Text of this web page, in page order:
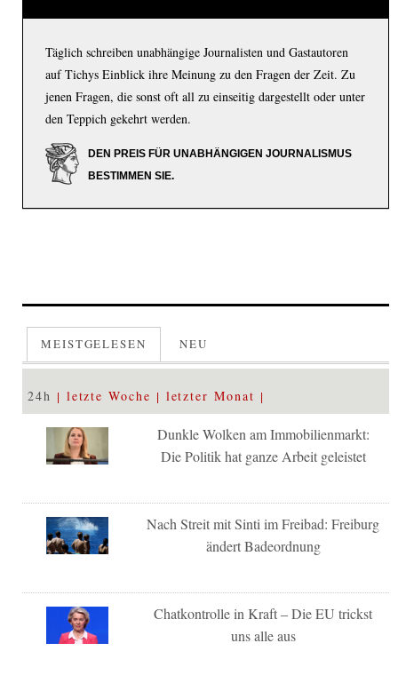
Täglich schreiben unabhängige Journalisten und Gastautoren
auf Tichys Einblick ihre Meinung zu den Fragen der Zeit. Zu
jenen Fragen, die sonst oft all zu einseitig dargestellt oder unter
den Teppich gekehrt werden.
DEN PREIS FÜR UNABHÄNGIGEN JOURNALISMUS
BESTIMMEN SIE.
MEISTGELESEN NEU
24h letzte Woche letzter Monat
Dunkle Wolken am Immobilienmarkt:
Die Politik hat ganze Arbeit geleistet
Nach Streit mit Sinti im Freibad: Freiburg
ändert Badeordnung
Chatkontrolle in Kraft – Die EU trickst
uns alle aus